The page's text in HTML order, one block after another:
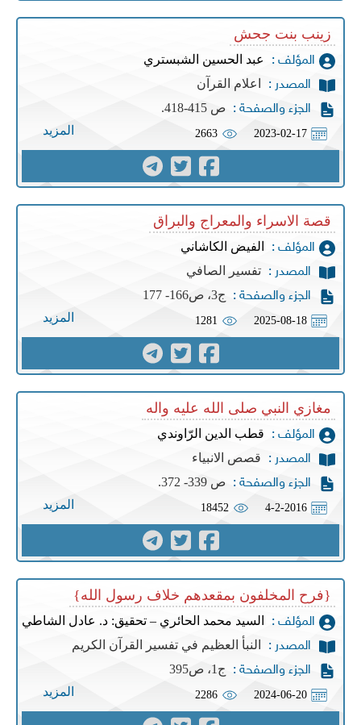
زينب بنت جحش
المؤلف : عبد الحسين الشبستري
المصدر : اعلام القرآن
الجزء والصفحة : ص 415-418.
2023-02-17
2663 المزيد
قصة الاسراء والمعراج والبراق
المؤلف : الفيض الكاشاني
المصدر : تفسير الصافي
الجزء والصفحة : ج3، ص166- 177
2025-08-18
1281 المزيد
مغازي النبي صلى الله عليه واله
المؤلف : قطب الدين الرّاوندي
المصدر : قصص الانبياء
الجزء والصفحة : ص 339- 372.
4-2-2016
18452 المزيد
{فرح المخلفون بمقعدهم خلاف رسول الله}
المؤلف : السيد محمد الحائري – تحقيق: د. عادل الشاطي
المصدر : النبأ العظيم في تفسير القرآن الكريم
الجزء والصفحة : ج1، ص395
2024-06-20
2286 المزيد